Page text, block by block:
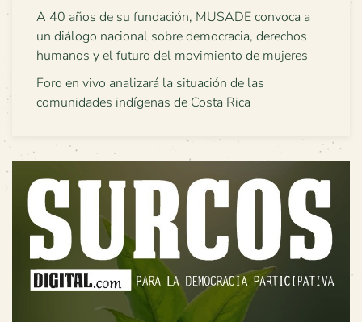
A 40 años de su fundación, MUSADE convoca a
un diálogo nacional sobre democracia, derechos
humanos y el futuro del movimiento de mujeres
Foro en vivo analizará la situación de las
comunidades indígenas de Costa Rica